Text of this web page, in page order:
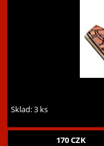
Sklad: 3 ks
170CZK